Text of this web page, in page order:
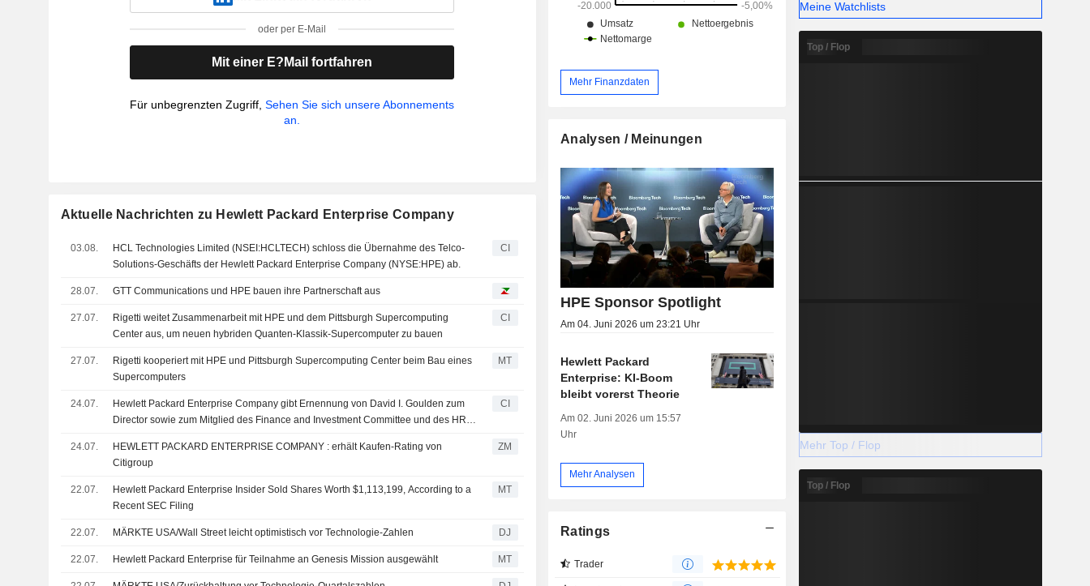
oder per E-Mail
Mit einer E?Mail fortfahren
Für unbegrenzten Zugriff,Sehen Sie sich unsere Abonnements
an.
Aktuelle Nachrichten zu Hewlett Packard Enterprise Company
03.08.
HCL Technologies Limited (NSEI:HCLTECH) schloss die Übernahme des Telco-
Solutions-Geschäfts der Hewlett Packard Enterprise Company (NYSE:HPE) ab.
CI
28.07. GTT Communications und HPE bauen ihre Partnerschaft aus
27.07.
Rigetti weitet Zusammenarbeit mit HPE und dem Pittsburgh Supercomputing
Center aus, um neuen hybriden Quanten-Klassik-Supercomputer zu bauen
CI
27.07.
Rigetti kooperiert mit HPE und Pittsburgh Supercomputing Center beim Bau eines
Supercomputers
MT
24.07.
Hewlett Packard Enterprise Company gibt Ernennung von David I. Goulden zum
Director sowie zum Mitglied des Finance and Investment Committee und des HR
CI
24.07.
HEWLETT PACKARD ENTERPRISE COMPANY : erhält Kaufen-Rating von
Citigroup
ZM
22.07.
Hewlett Packard Enterprise Insider Sold Shares Worth $1,113,199, According to a
Recent SEC Filing
MT
22.07. MÄRKTE USA/Wall Street leicht optimistisch vor Technologie-Zahlen DJ
22.07. Hewlett Packard Enterprise für Teilnahme an Genesis Mission ausgewählt MT
Mehr Finanzdaten
Analysen / Meinungen
HPE Sponsor Spotlight
Am 04. Juni 2026 um 23:21 Uhr
Hewlett Packard
Enterprise: KI-Boom
bleibt vorerst Theorie
Am 02. Juni 2026 um 15:57
Uhr
Mehr Analysen
Ratings
Trader
Meine Watchlists
Top / Flop
Mehr Top / Flop
Top / Flop